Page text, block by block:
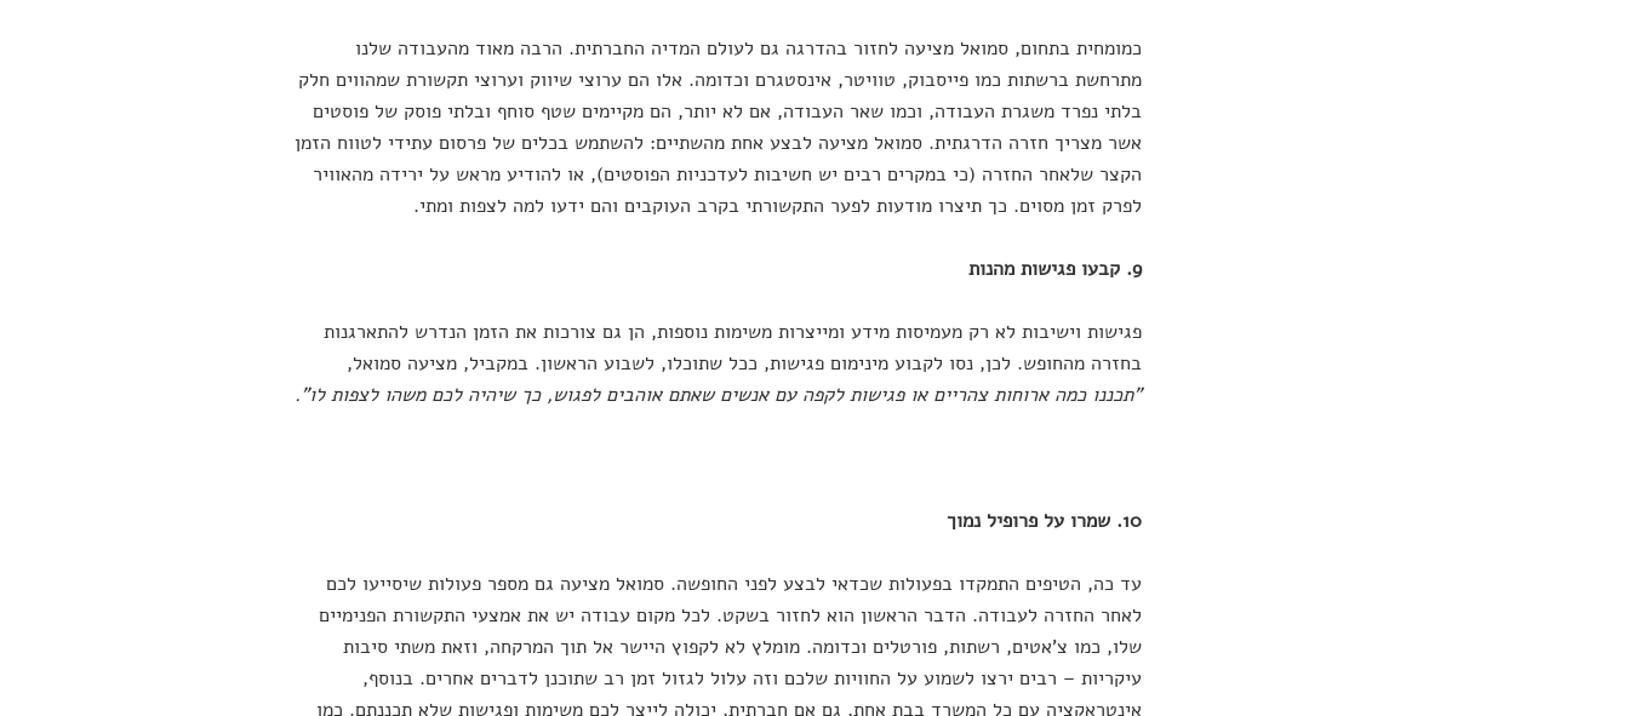
כמומחית בתחום, סמואל מציעה לחזור בהדרגה גם לעולם המדיה החברתית. הרבה מאוד מהעבודה שלנו
מתרחשת ברשתות כמו פייסבוק, טוויטר, אינסטגרם וכדומה. אלו הם ערוצי שיווק וערוצי תקשורת שמהווים חלק
בלתי נפרד משגרת העבודה, וכמו שאר העבודה, אם לא יותר, הם מקיימים שטף סוחף ובלתי פוסק של פוסטים
אשר מצריך חזרה הדרגתית. סמואל מציעה לבצע אחת מהשתיים: להשתמש בכלים של פרסום עתידי לטווח הזמן
הקצר שלאחר החזרה (כי במקרים רבים יש חשיבות לעדכניות הפוסטים), או להודיע מראש על ירידה מהאוויר
לפרק זמן מסוים. כך תיצרו מודעות לפער התקשורתי בקרב העוקבים והם ידעו למה לצפות ומתי.
9. קבעו פגישות מהנות
פגישות וישיבות לא רק מעמיסות מידע ומייצרות משימות נוספות, הן גם צורכות את הזמן הנדרש להתארגנות
בחזרה מהחופש. לכן, נסו לקבוע מינימום פגישות, ככל שתוכלו, לשבוע הראשון. במקביל, מציעה סמואל,
"תכננו כמה ארוחות צהריים או פגישות לקפה עם אנשים שאתם אוהבים לפגוש, כך שיהיה לכם משהו לצפות לו".
10. שמרו על פרופיל נמוך
עד כה, הטיפים התמקדו בפעולות שכדאי לבצע לפני החופשה. סמואל מציעה גם מספר פעולות שיסייעו לכם
לאחר החזרה לעבודה. הדבר הראשון הוא לחזור בשקט. לכל מקום עבודה יש את אמצעי התקשורת הפנימיים
שלו, כמו צ'אטים, רשתות, פורטלים וכדומה. מומלץ לא לקפוץ היישר אל תוך המרקחה, וזאת משתי סיבות
עיקריות – רבים ירצו לשמוע על החוויות שלכם וזה עלול לגזול זמן רב שתוכנן לדברים אחרים. בנוסף,
אינטראקציה עם כל המשרד בבת אחת, גם אם חברתית, יכולה לייצר לכם משימות ופגישות שלא תכננתם. כמו